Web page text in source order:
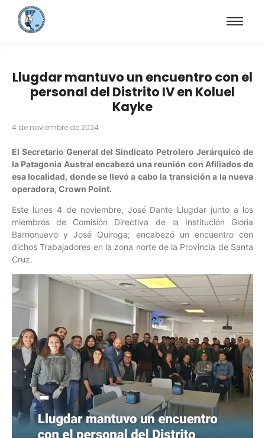
Llugdar mantuvo un encuentro con el
personal del Distrito IV en Koluel
Kayke
4 de noviembre de 2024
El Secretario General del Sindicato Petrolero Jerárquico de
la Patagonia Austral encabezó una reunión con Afiliados de
esa localidad, donde se llevó a cabo la transición a la nueva
operadora, Crown Point.
Este lunes 4 de noviembre, José Dante Llugdar junto a los
miembros de Comisión Directiva de la Institución Gloria
Barrionuevo y José Quiroga; encabezó un encuentro con
dichos Trabajadores en la zona norte de la Provincia de Santa
Cruz.